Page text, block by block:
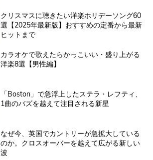
クリスマスに聴きたい洋楽ホリデーソング60
選【2025年最新版】おすすめの定番から最新
ヒットまで
カラオケで歌えたらかっこいい・盛り上がる
洋楽8選【男性編】
「Boston」で急浮上したステラ・レフティ、
1曲のバズを越えて注目される新星
なぜ今、英国でカントリーが急拡大している
のか。クロスオーバーを越えて広がる新しい
波